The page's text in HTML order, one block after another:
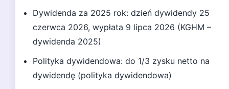
Dywidenda za 2025 rok: dzień dywidendy 25
czerwca 2026, wypłata 9 lipca 2026 (KGHM –
dywidenda 2025)
Polityka dywidendowa: do 1/3 zysku netto na
dywidendę (polityka dywidendowa)